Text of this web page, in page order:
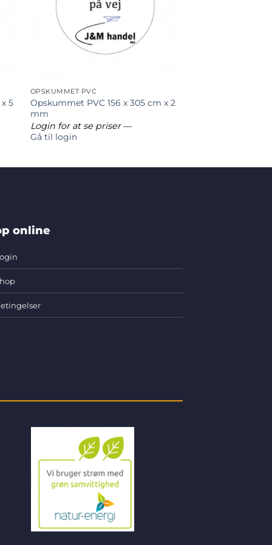
5
OPSKUMMET PVC
Opskummet PVC 156 x 305 cm x 2
mm
Login for at se priser—
Gå til login
online